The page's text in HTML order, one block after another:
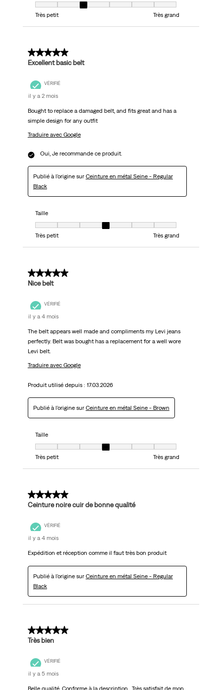
Taille, 3 sur 7, où 1 est égal à Très petit et 7 est égal à Très grand
Très petit
Très grand
5 sur 5 étoiles.
Excellent basic belt
VÉRIFIÉ
il y a 2 mois
Bought to replace a damaged belt, and fits great and has a
simple design for any outfit
Traduire avec Google
Oui, Je recommande ce produit.
Publié à l'origine sur Ceinture en métal Seine - Regular
Black
Taille
Taille, 4 sur 7, où 1 est égal à Très petit et 7 est égal à Très grand
Très petit
Très grand
5 sur 5 étoiles.
Nice belt
VÉRIFIÉ
il y a 4 mois
The belt appears well made and compliments my Levi jeans
perfectly. Belt was bought has a replacement for a well wore
Levi belt.
Traduire avec Google
Produit utilisé depuis : 17.03.2026
Publié à l'origine sur Ceinture en métal Seine - Brown
Taille
Taille, 4 sur 7, où 1 est égal à Très petit et 7 est égal à Très grand
Très petit
Très grand
5 sur 5 étoiles.
Ceinture noire cuir de bonne qualité
VÉRIFIÉ
il y a 4 mois
Expédition et réception comme il faut très bon produit
Publié à l'origine sur Ceinture en métal Seine - Regular
Black
5 sur 5 étoiles.
Très bien
VÉRIFIÉ
il y a 5 mois
Belle qualité. Conforme à la description . Très satisfait de mon